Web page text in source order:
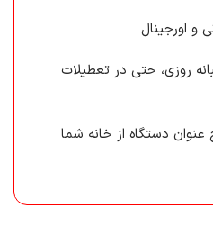
روزی، حتی در تعطیلات
دستگاه از خانه شما